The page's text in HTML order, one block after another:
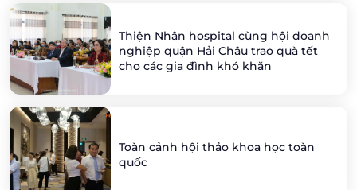
Thiện Nhân hospital cùng hội doanh
nghiệp quận Hải Châu trao quà tết
cho các gia đình khó khăn
Toàn cảnh hội thảo khoa học toàn
quốc